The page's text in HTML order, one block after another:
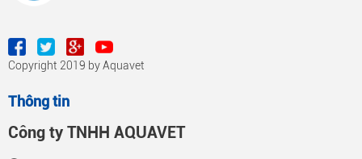
Copyright 2019 by Aquavet
Thông tin
Công ty TNHH AQUAVET